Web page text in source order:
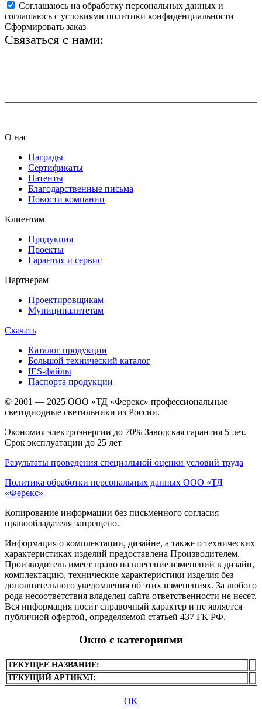
Соглашаюсь на обработку персональных данных и
соглашаюсь с условиями политики конфиденциальности
Сформировать заказ
Связаться с нами:
О нас
Награды
Сертификаты
Патенты
Благодарственные письма
Новости компании
Клиентам
Продукция
Проекты
Гарантия и сервис
Партнерам
Проектировщикам
Муниципалитетам
Скачать
Каталог продукции
Большой технический каталог
IES-файлы
Паспорта продукции
© 2001 — 2025 ООО «ТД «Ферекс» профессиональные
светодиодные светильники из России.
Экономия электроэнергии до 70% Заводская гарантия 5 лет.
Срок эксплуатации до 25 лет
Результаты проведения специальной оценки условий труда
Политика обработки персональных данных ООО «ТД
«Ферекс»
Копирование информации без письменного согласия
правообладателя запрещено.
Информация о комплектации, дизайне, а также о технических
характеристиках изделий предоставлена Производителем.
Производитель имеет право на внесение изменений в дизайн,
комплектацию, технические характеристики изделия без
дополнительного уведомления об этих изменениях. За любого
рода несоответствия владелец сайта ответственности не несет.
Вся информация носит справочный характер и не является
публичной офертой, определяемой статьей 437 ГК РФ.
Окно с категориями
ТЕКУЩЕЕ НАЗВАНИЕ:
ТЕКУЩИЙ АРТИКУЛ:
OK